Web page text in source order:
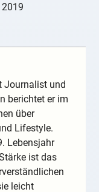
Journalist und
berichtet er im
über
Lifestyle.
Lebensjahr
ist das
leicht